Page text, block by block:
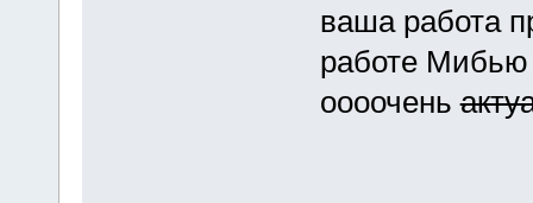
ваша работа
работе Мибью
оооочень